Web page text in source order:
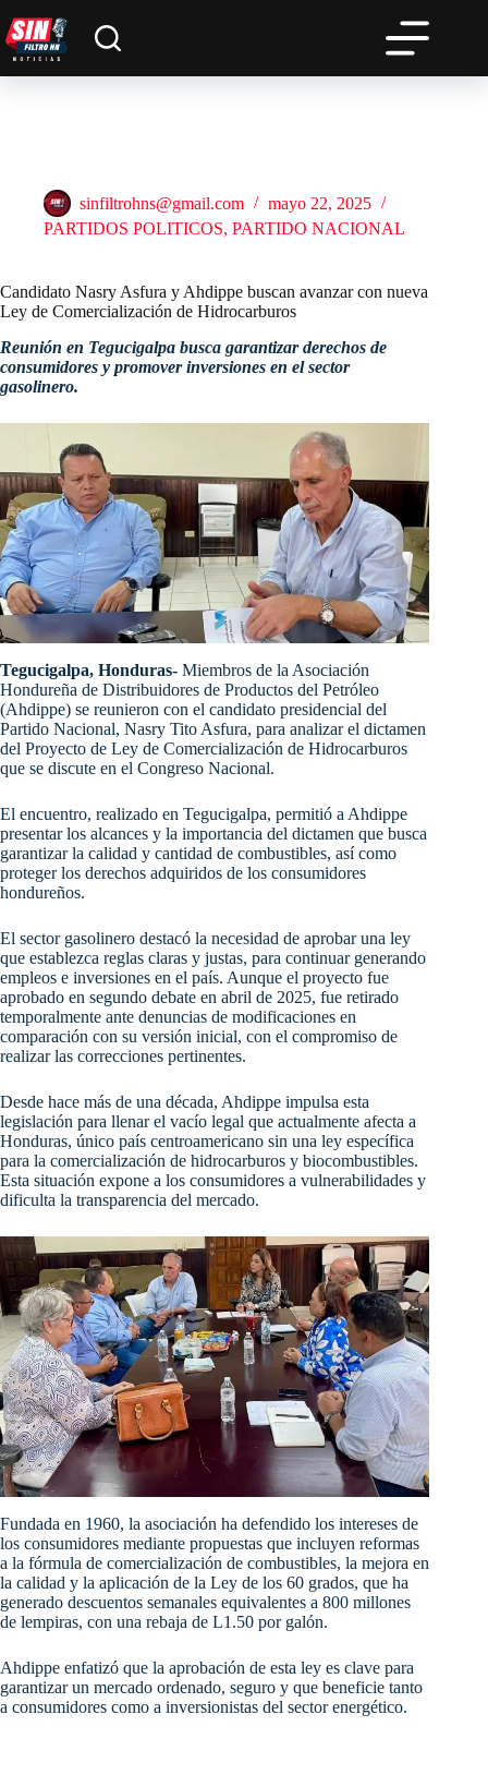
al
contenido
sinfiltrohns@gmail.com
mayo 22, 2025
PARTIDOS POLITICOS, PARTIDO NACIONAL
Candidato Nasry Asfura y Ahdippe buscan avanzar con nueva
Ley de Comercialización de Hidrocarburos
Reunión en Tegucigalpa busca garantizar derechos de
consumidores y promover inversiones en el sector
gasolinero.
Tegucigalpa, Honduras- Miembros de la Asociación
Hondureña de Distribuidores de Productos del Petróleo
(Ahdippe) se reunieron con el candidato presidencial del
Partido Nacional, Nasry Tito Asfura, para analizar el dictamen
del Proyecto de Ley de Comercialización de Hidrocarburos
que se discute en el Congreso Nacional.
El encuentro, realizado en Tegucigalpa, permitió a Ahdippe
presentar los alcances y la importancia del dictamen que busca
garantizar la calidad y cantidad de combustibles, así como
proteger los derechos adquiridos de los consumidores
hondureños.
El sector gasolinero destacó la necesidad de aprobar una ley
que establezca reglas claras y justas, para continuar generando
empleos e inversiones en el país. Aunque el proyecto fue
aprobado en segundo debate en abril de 2025, fue retirado
temporalmente ante denuncias de modificaciones en
comparación con su versión inicial, con el compromiso de
realizar las correcciones pertinentes.
Desde hace más de una década, Ahdippe impulsa esta
legislación para llenar el vacío legal que actualmente afecta a
Honduras, único país centroamericano sin una ley específica
para la comercialización de hidrocarburos y biocombustibles.
Esta situación expone a los consumidores a vulnerabilidades y
dificulta la transparencia del mercado.
Fundada en 1960, la asociación ha defendido los intereses de
los consumidores mediante propuestas que incluyen reformas
a la fórmula de comercialización de combustibles, la mejora en
la calidad y la aplicación de la Ley de los 60 grados, que ha
generado descuentos semanales equivalentes a 800 millones
de lempiras, con una rebaja de L1.50 por galón.
Ahdippe enfatizó que la aprobación de esta ley es clave para
garantizar un mercado ordenado, seguro y que beneficie tanto
a consumidores como a inversionistas del sector energético.